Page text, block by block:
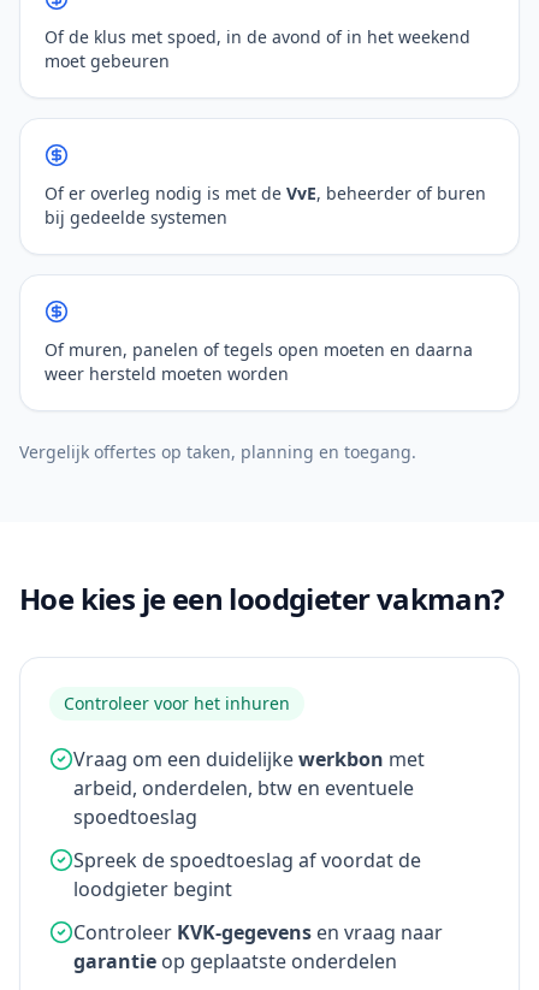
Of de klus met spoed, in de avond of in het weekend
moet gebeuren
Of er overleg nodig is met de VvE, beheerder of buren
bij gedeelde systemen
Of muren, panelen of tegels open moeten en daarna
weer hersteld moeten worden
Vergelijk offertes op taken, planning en toegang.
Hoe kies je een loodgieter vakman?
Controleer voor het inhuren
Vraag om een duidelijkewerkbon met
arbeid, onderdelen, btw en eventuele
spoedtoeslag
Spreek de spoedtoeslag af voordat de
loodgieter begint
Controleer KVK-gegevens en vraag naar
garantie op geplaatste onderdelen